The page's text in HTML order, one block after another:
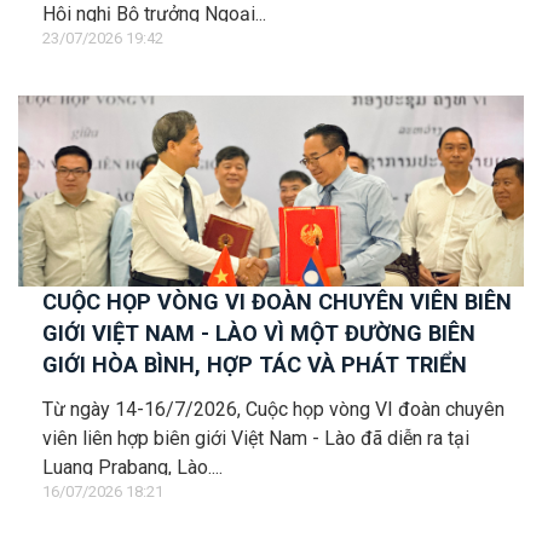
Hội nghị Bộ trưởng Ngoại...
23/07/2026 19:42
CUỘC HỌP VÒNG VI ĐOÀN CHUYÊN VIÊN BIÊN
GIỚI VIỆT NAM - LÀO VÌ MỘT ĐƯỜNG BIÊN
GIỚI HÒA BÌNH, HỢP TÁC VÀ PHÁT TRIỂN
Từ ngày 14-16/7/2026, Cuộc họp vòng VI đoàn chuyên
viên liên hợp biên giới Việt Nam - Lào đã diễn ra tại
Luang Prabang, Lào....
16/07/2026 18:21